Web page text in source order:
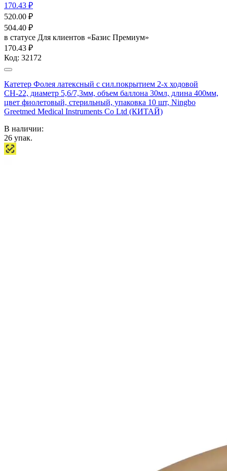
170.43 ₽
520.00 ₽
504.40 ₽
в статусе Для клиентов «Базис Премиум»
170.43 ₽
Код: 32172
Катетер Фолея латексный с сил.покрытием 2-х ходовой
СН-22, диаметр 5,6/7,3мм, объем баллона 30мл, длина 400мм,
цвет фиолетовый, стерильный, упаковка 10 шт, Ningbo
Greetmed Medical Instruments Co Ltd (КИТАЙ)
В наличии:
26 упак.